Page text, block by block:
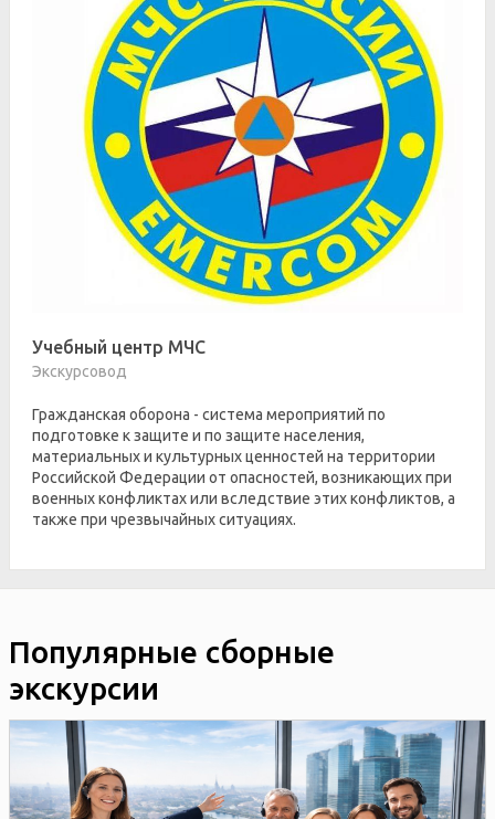
Учебный центр МЧС
Экскурсовод
Гражданская оборона - система мероприятий по
подготовке к защите и по защите населения,
материальных и культурных ценностей на территории
Российской Федерации от опасностей, возникающих при
военных конфликтах или вследствие этих конфликтов, а
также при чрезвычайных ситуациях.
Популярные сборные
экскурсии